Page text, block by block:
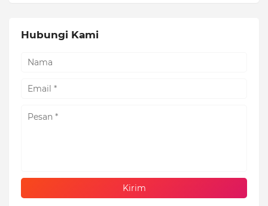
Hubungi Kami